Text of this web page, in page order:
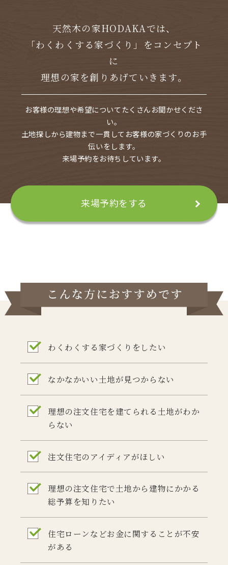
天然木の家HODAKAでは、
「わくわくする家づくり」をコンセプト
に
理想の家を創りあげていきます。
お客様の理想や希望についてたくさんお聞かせくださ
い。
土地探しから建物まで一貫してお客様の家づくりのお手
伝いをします。
来場予約をお待ちしています。
来場予約をする
わくわくする家づくりをしたい
なかなかいい土地が見つからない
理想の注文住宅を建てられる土地がわか
らない
注文住宅のアイディアがほしい
理想の注文住宅で土地から建物にかかる
総予算を知りたい
住宅ローンなどお金に関することが不安
がある